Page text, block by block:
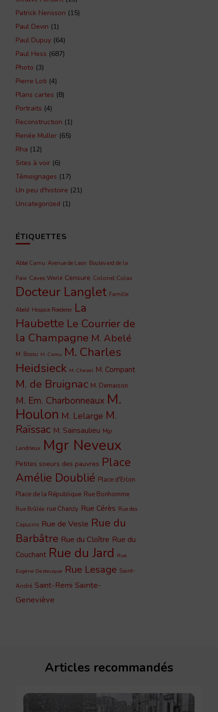
Patrick Nerisson (15)
Paul Devin (1)
Paul Dupuy (64)
Paul Hess (687)
Photo (3)
Pierre Loti (4)
Plans cartes (8)
Portraits (4)
Reconstruction (1)
Renée Muller (65)
Rha (12)
Sites à voir (6)
Témoignages (17)
Un peu d'histoire (21)
Uncategorized (1)
ÉTIQUETTES
Abbé Camu Avenue de Laon Boulevard de la
Paix Caves Werlé Censure Colonel Colas
Docteur Langlet Famille
Abelé Hospice Roederer La
Haubette Le Courrier de
la Champagne M. Abelé
M. Bossu M. Camu M. Charles
Heidsieck M. Chezel M. Compant
M. de Bruignac M. Demaison
M. Em. Charbonneaux M.
Houlon M. Lelarge M.
Raïssac M. Sainsaulieu Mgr
Landrieux Mgr Neveux
Petites soeurs des pauvres Place
Amélie Doublié Place d'Erlon
Place de la République Rue Bonhomme
Rue Brûlée rue Chanzy Rue Cérès Rue des
Capucins Rue de Vesle Rue du
Barbâtre Rue du Cloître Rue du
Couchant Rue du Jard Rue
Eugène Desteuque Rue Lesage Saint-
André Saint-Remi Sainte-
Geneviève
Articles recommandés